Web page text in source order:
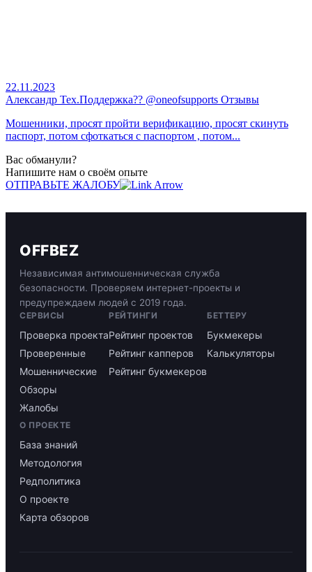
22.11.2023
Александр Тех.Поддержка?‍? @oneofsupports Отзывы
Мошенники, просят пройти верификацию, просят скинуть
паспорт, потом сфоткаться с паспортом , потом...
Вас обманули?
Напишите нам о своём опыте
ОТПРАВЬТЕ ЖАЛОБУ
OFFBEZ
Независимая антимошенническая служба
безопасности. Проверяем интернет-проекты и
предупреждаем людей с 2019 года.
СЕРВИСЫ
Проверка проекта
Проверенные
Мошеннические
Обзоры
Жалобы
РЕЙТИНГИ
Рейтинг проектов
Рейтинг капперов
Рейтинг букмекеров
БЕТТЕРУ
Букмекеры
Калькуляторы
О ПРОЕКТЕ
База знаний
Методология
Редполитика
О проекте
Карта обзоров